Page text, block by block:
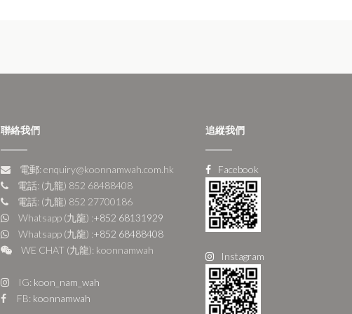
聯絡我們
電郵: enquiry@koonnamwah.com.hk
電話: (九龍) 852 68488408
電話: (九龍) 852 27700186
Whatsapp (九龍) :+852 68131929
Whatsapp (九龍) :+852 68488408
WE CHAT (九龍): koonnamwah
IG: koon_nam_wah
FB: koonnamwah
追縱我們
Facebook
Instagram